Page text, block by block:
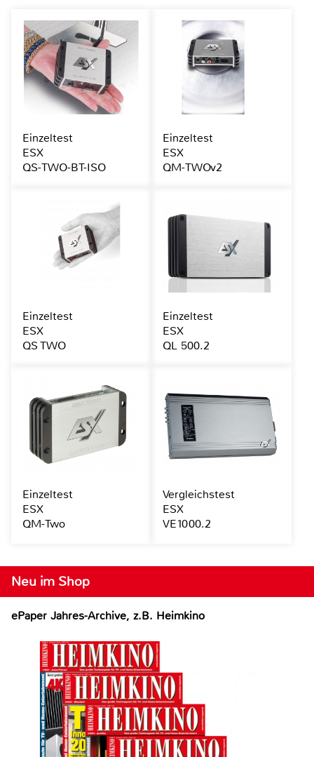
Neu im Shop
ePaper Jahres-Archive, z.B. Heimkino
Einzeltest
ESX
QS-TWO-BT-ISO
Einzeltest
ESX
QM-TWOv2
Einzeltest
ESX
QS TWO
Einzeltest
ESX
QL 500.2
Einzeltest
ESX
QM-Two
Vergleichstest
ESX
VE1000.2